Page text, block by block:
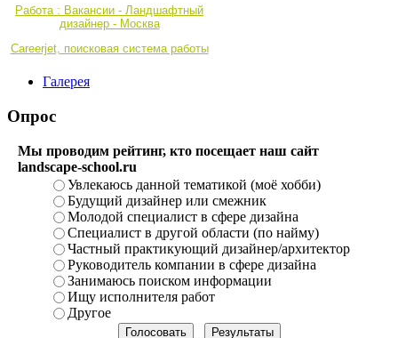
Работа : Вакансии - Ландшафтный
дизайнер - Москва
Careerjet, поисковая система работы
Галерея
Опрос
Мы проводим рейтинг, кто посещает наш сайт
landscape-school.ru
Увлекаюсь данной тематикой (моё хобби)
Будущий дизайнер или смежник
Молодой специалист в сфере дизайна
Специалист в другой области (по найму)
Частный практикующий дизайнер/архитектор
Руководитель компании в сфере дизайна
Занимаюсь поиском информации
Ищу исполнителя работ
Другое